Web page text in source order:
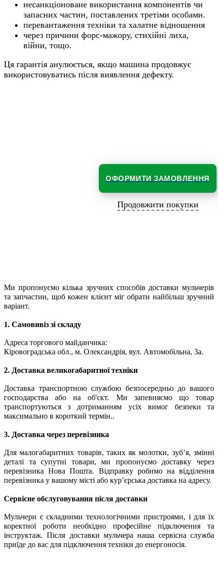
несанкціоноване використання компонентів чи
запасних частин, поставлених третіми особами.
перевантаження техніки та халатне відношення
через причини форс-мажору, стихійні лиха,
війни, тощо.
Ця гарантія анулюється, якщо машина продовжує
використовуватись після виявлення дефекту.
ОФОРМИТИ ЗАМОВЛЕННЯ
Продовжити покупки
Ми пропонуємо кілька зручних способів доставки мульчерів
та запчастин, щоб кожен клієнт міг обрати найбільш зручний
варіант.
1. Самовивіз зі складу
Адреса торгового майданчика:
Кіровоградська обл., м. Олександрія, вул. Автомобільна, 3а.
2. Доставка великогабаритної техніки
Доставка транспортною службою безпосередньо до вашого
господарства або на об'єкт. Ми запевняємо що товар
транспортуються з дотриманням усіх вимог безпеки та
максимально в короткий термін..
3. Доставка через перевізника
Для малогабаритних товарів, таких як молотки, зуб’я, змінні
деталі та супутні товари, ми пропонуємо доставку через
перевізника Нова Пошта. Відправку робимо на відділення
перевізника у вашому місті або кур’єрська доставка на адресу.
Сервісне обслуговування після доставки
Мульчери є складними технологічними пристроями, і для їх
коректної роботи необхідно професійне підключення та
інструктаж. Після доставки мульчера наша сервісна служба
приїде до вас для підключення техніки до енергоносія.